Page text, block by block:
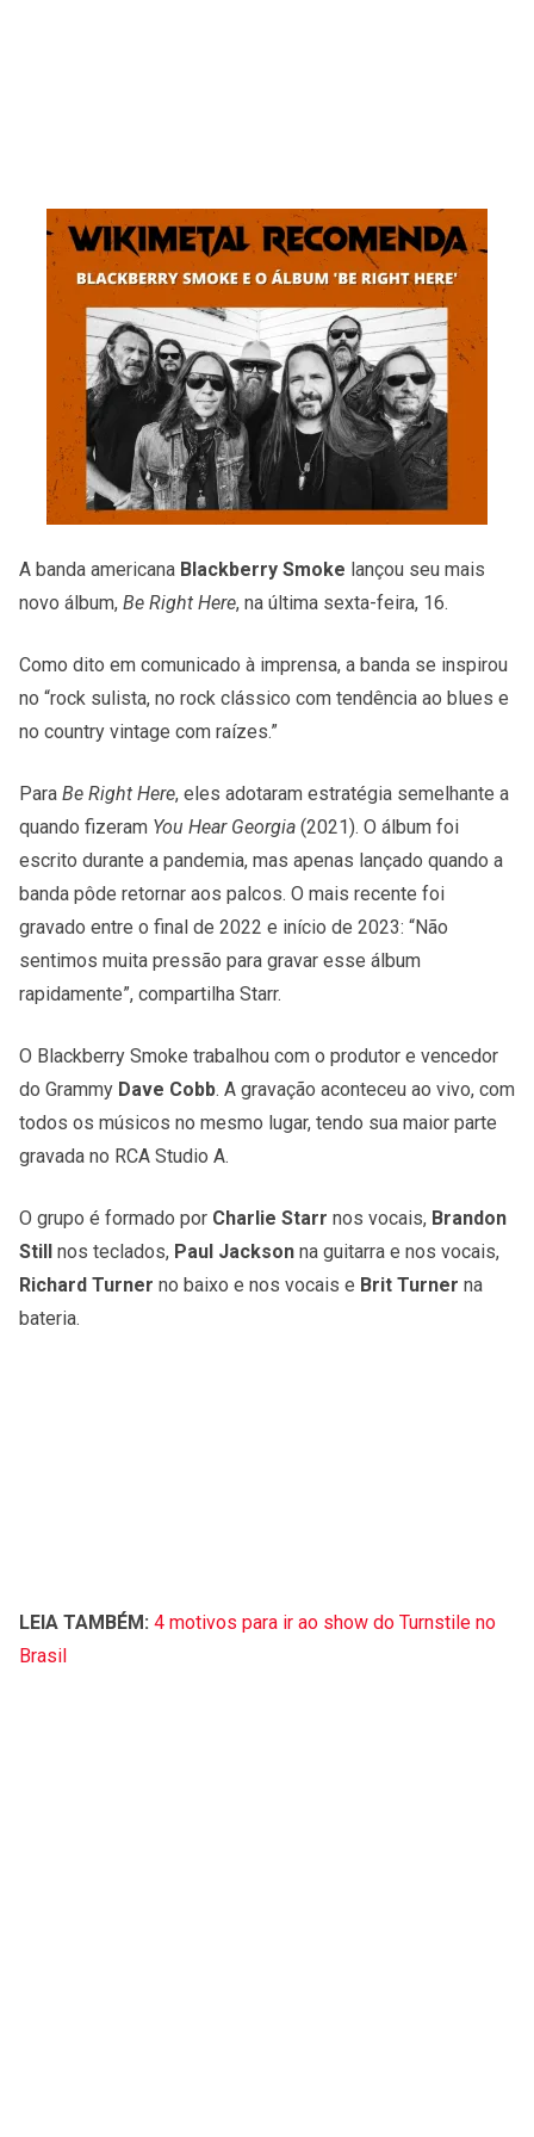
A banda americana Blackberry Smoke lançou seu mais
novo álbum, Be Right Here, na última sexta-feira, 16.
Como dito em comunicado à imprensa, a banda se inspirou
no “rock sulista, no rock clássico com tendência ao blues e
no country vintage com raízes.”
Para Be Right Here, eles adotaram estratégia semelhante a
quando fizeram You Hear Georgia (2021). O álbum foi
escrito durante a pandemia, mas apenas lançado quando a
banda pôde retornar aos palcos. O mais recente foi
gravado entre o final de 2022 e início de 2023: “Não
sentimos muita pressão para gravar esse álbum
rapidamente”, compartilha Starr.
O Blackberry Smoke trabalhou com o produtor e vencedor
do Grammy Dave Cobb. A gravação aconteceu ao vivo, com
todos os músicos no mesmo lugar, tendo sua maior parte
gravada no RCA Studio A.
O grupo é formado por Charlie Starr nos vocais, Brandon
Still nos teclados, Paul Jackson na guitarra e nos vocais,
Richard Turner no baixo e nos vocais e Brit Turner na
bateria.
LEIA TAMBÉM: 4 motivos para ir ao show do Turnstile no
Brasil